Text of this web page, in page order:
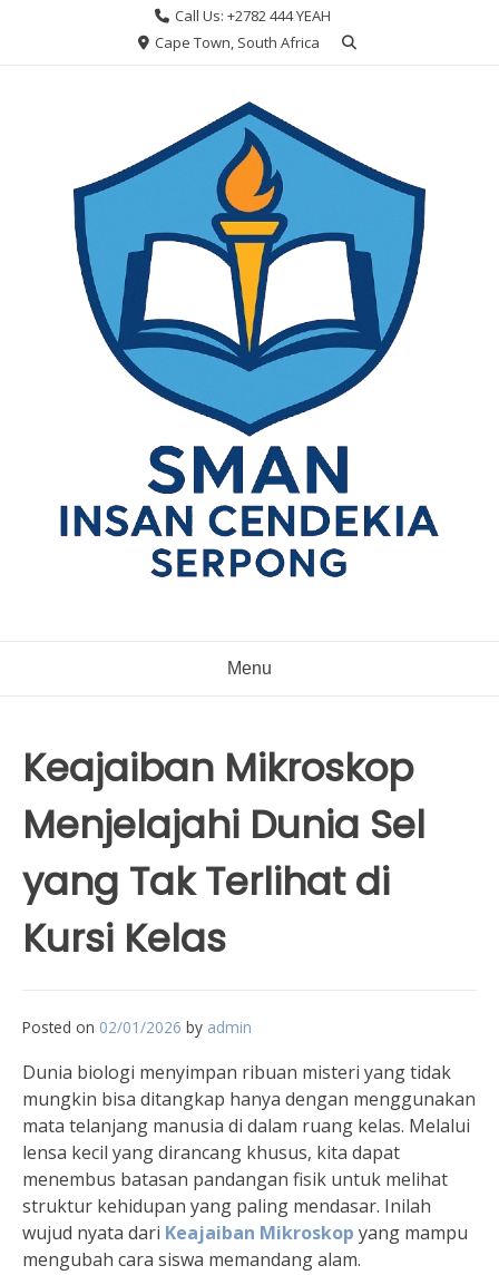
Call Us: +2782 444 YEAH
Cape Town, South Africa
Menu
Keajaiban Mikroskop
Menjelajahi Dunia Sel
yang Tak Terlihat di
Kursi Kelas
Posted on 02/01/2026 by admin
Dunia biologi menyimpan ribuan misteri yang tidak
mungkin bisa ditangkap hanya dengan menggunakan
mata telanjang manusia di dalam ruang kelas. Melalui
lensa kecil yang dirancang khusus, kita dapat
menembus batasan pandangan fisik untuk melihat
struktur kehidupan yang paling mendasar. Inilah
wujud nyata dari Keajaiban Mikroskop yang mampu
mengubah cara siswa memandang alam.